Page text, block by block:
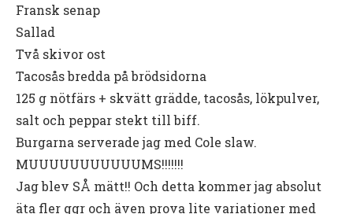
Fransk senap
Sallad
Två skivor ost
Tacosås bredda på brödsidorna
125 g nötfärs + skvätt grädde, tacosås, lökpulver,
salt och peppar stekt till biff.
Burgarna serverade jag med Cole slaw.
MUUUUUUUUUUUMS!!!!!!!
Jag blev SÅ mätt!! Och detta kommer jag absolut
äta fler ggr och även prova lite variationer med